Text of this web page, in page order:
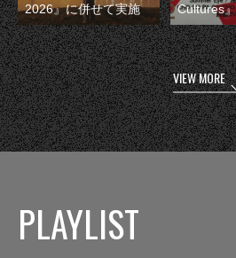
2026』に併せて実施
Cultures
VIEW MORE
PLAYLIST